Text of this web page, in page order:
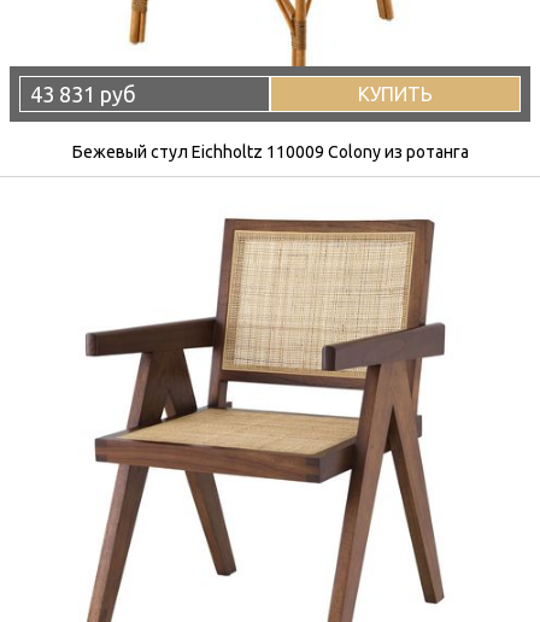
43 831 руб КУПИТЬ
Бежевый стул Eichholtz 110009 Colony из ротанга